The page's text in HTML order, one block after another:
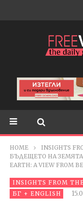
HOME INSIGHTS
БЪДЕЩЕТО НА ЗЕМЯТА:
EARTH: A VIEW FROM
INSIGHTS FROM
БГ + ENGLISH